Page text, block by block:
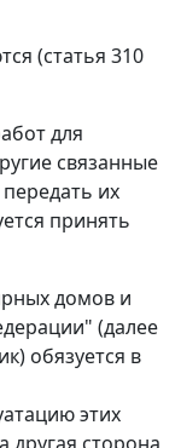
(статья 310
для
связанные
их
принять
домов и
(далее
обязуется в
этих